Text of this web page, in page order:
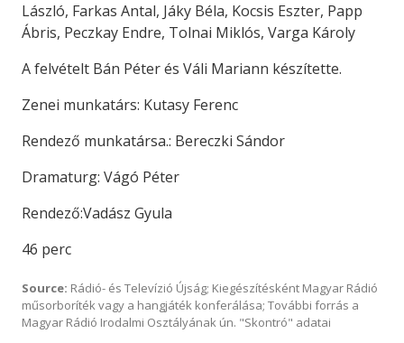
László, Farkas Antal, Jáky Béla, Kocsis Eszter, Papp
Ábris, Peczkay Endre, Tolnai Miklós, Varga Károly
A felvételt Bán Péter és Váli Mariann készítette.
Zenei munkatárs: Kutasy Ferenc
Rendező munkatársa.: Bereczki Sándor
Dramaturg: Vágó Péter
Rendező:Vadász Gyula
46 perc
Source: Rádió- és Televízió Újság; Kiegészítésként Magyar Rádió
műsorboríték vagy a hangjáték konferálása; További forrás a
Magyar Rádió Irodalmi Osztályának ún. "Skontró" adatai